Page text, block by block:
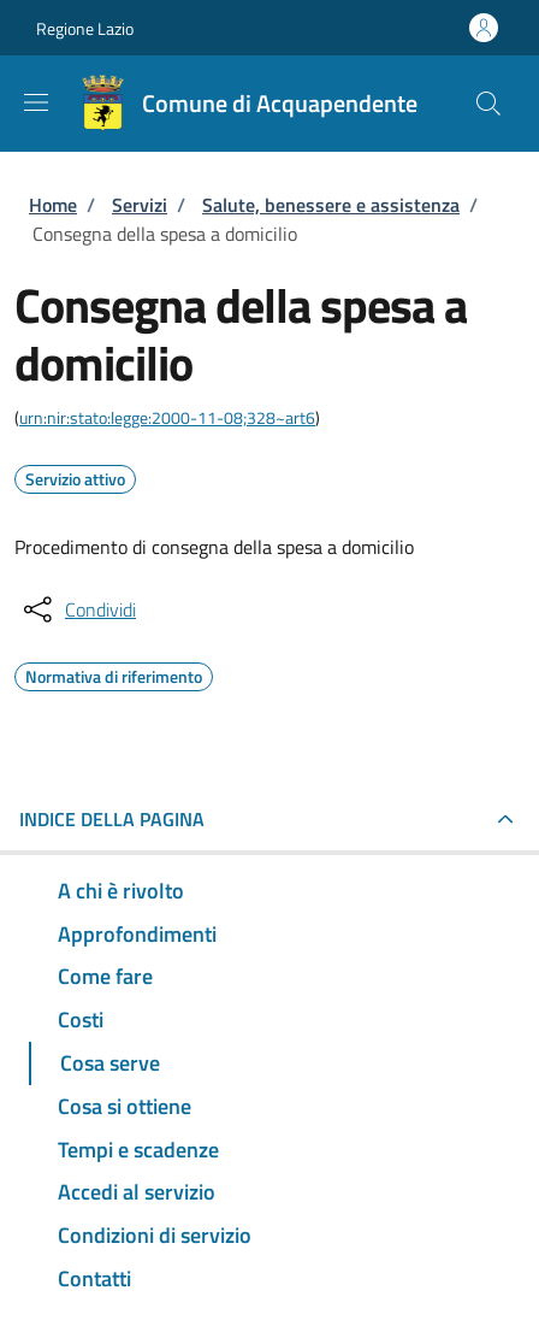
Regione Lazio
Comune di Acquapendente
Briciole di pane
Home / Servizi / Salute, benessere e assistenza /
Consegna della spesa a domicilio
Consegna della spesa a
domicilio
(urn:nir:stato:legge:2000-11-08;328~art6)
Servizio attivo
Procedimento di consegna della spesa a domicilio
Condividi
Normativa di riferimento
INDICE DELLA PAGINA
A chi è rivolto
Approfondimenti
Come fare
Costi
Cosa serve
Cosa si ottiene
Tempi e scadenze
Accedi al servizio
Condizioni di servizio
Contatti